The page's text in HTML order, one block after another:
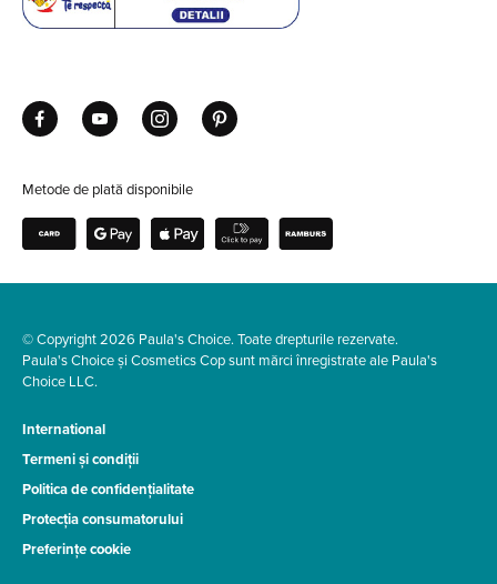
Metode de plată disponibile
© Copyright 2026 Paula's Choice. Toate drepturile rezervate.
Paula's Choice și Cosmetics Cop sunt mărci înregistrate ale Paula's
Choice LLC.
International
Termeni și condiții
Politica de confidențialitate
Protecția consumatorului
Preferințe cookie